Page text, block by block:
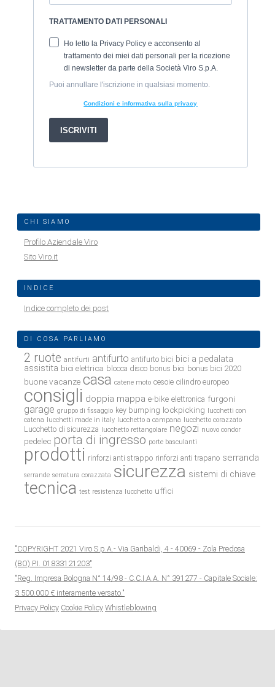
CHI SIAMO
Profilo Aziendale Viro
Sito Viro.it
INDICE
Indice completo dei post
DI COSA PARLIAMO
2 ruote antifurti antifurto antifurto bici bici a pedalata
assistita bici elettrica blocca disco bonus bici bonus bici 2020
buone vacanze casa catene moto cesoie cilindro europeo
consigli doppia mappa e-bike elettronica furgoni
garage gruppo di fissaggio key bumping lockpicking
lucchetti con
catena
lucchetti made in italy lucchetto a campana lucchetto corazzato
Lucchetto di sicurezza lucchetto rettangolare negozi nuovo condor
pedelec porta di ingresso porte basculanti
prodotti rinforzi anti strappo rinforzi anti trapano serranda
serrande serratura corazzata sicurezza sistemi di chiave
tecnica test resistenza lucchetto uffici
"COPYRIGHT 2021 Viro S.p.A.- Via Garibaldi, 4 - 40069 - Zola Predosa
(BO) P.I. 01833121203"
"Reg. Impresa Bologna N° 14/98 - C.C.I.A.A. N° 391277 - Capitale Sociale:
3.500.000 € interamente versato."
Privacy Policy Cookie Policy Whistleblowing